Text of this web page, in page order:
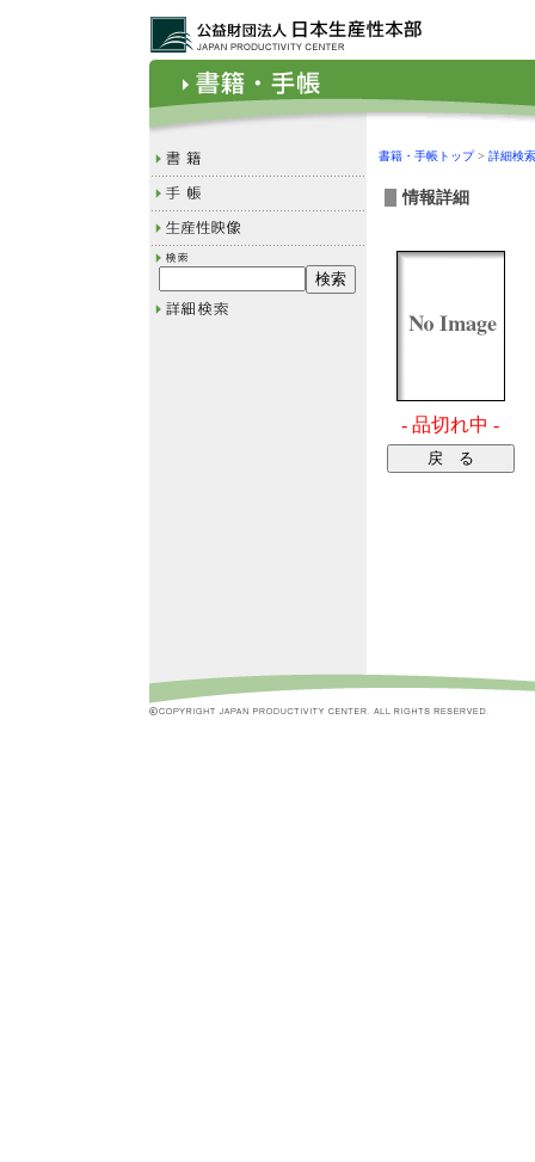
書籍・手帳トップ> 詳細検索
情報詳細
- 品切れ中 -